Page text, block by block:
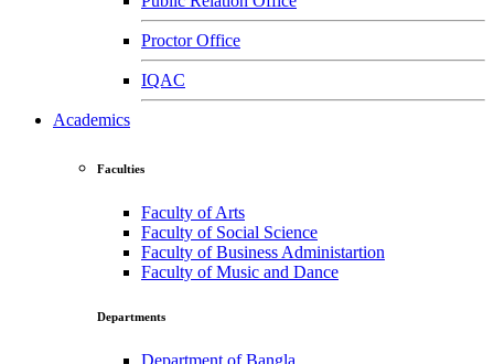
Proctor Office
IQAC
Academics
Faculties
Faculty of Arts
Faculty of Social Science
Faculty of Business Administartion
Faculty of Music and Dance
Departments
Department of Bangla